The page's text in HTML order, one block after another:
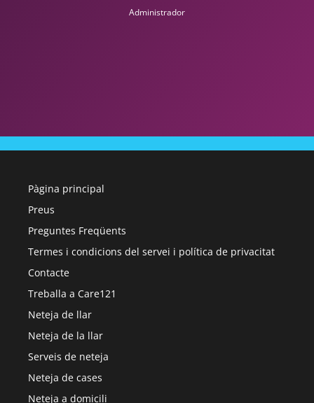
Administrador
Pàgina principal
Preus
Preguntes Freqüents
Termes i condicions del servei i política de privacitat
Contacte
Treballa a Care121
Neteja de llar
Neteja de la llar
Serveis de neteja
Neteja de cases
Neteja a domicili